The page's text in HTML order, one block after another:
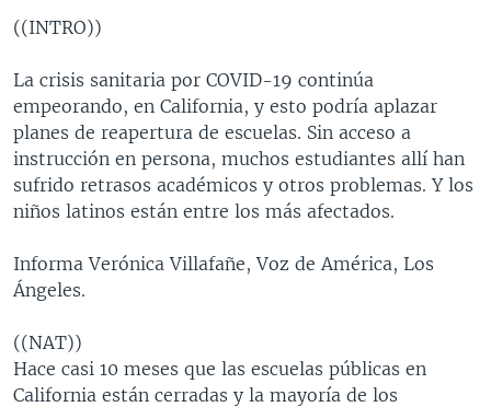
CIENCIA Y SALUD
VISIÓN 360
PANORAMA
AUDIONOTICIAS
ESTADOS UNIDOS AL DÍA
EL MUNDO AL DÍA [RADIO]
FORO [RADIO]
DEPORTIVO INTERNACIONAL
NOTA ECONÓMICA
ENTRETENIMIENTO
DOCUMENTALES DE LA VOA
Learning English
SÍGANOS
((INTRO))
La crisis sanitaria por COVID-19 continúa
empeorando, en California, y esto podría aplazar
planes de reapertura de escuelas. Sin acceso a
instrucción en persona, muchos estudiantes allí han
sufrido retrasos académicos y otros problemas. Y los
niños latinos están entre los más afectados.
Informa Verónica Villafañe, Voz de América, Los
Ángeles.
((NAT))
Hace casi 10 meses que las escuelas públicas en
California están cerradas y la mayoría de los